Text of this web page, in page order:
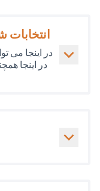
انتخابات
در اینجا می
در اینجا